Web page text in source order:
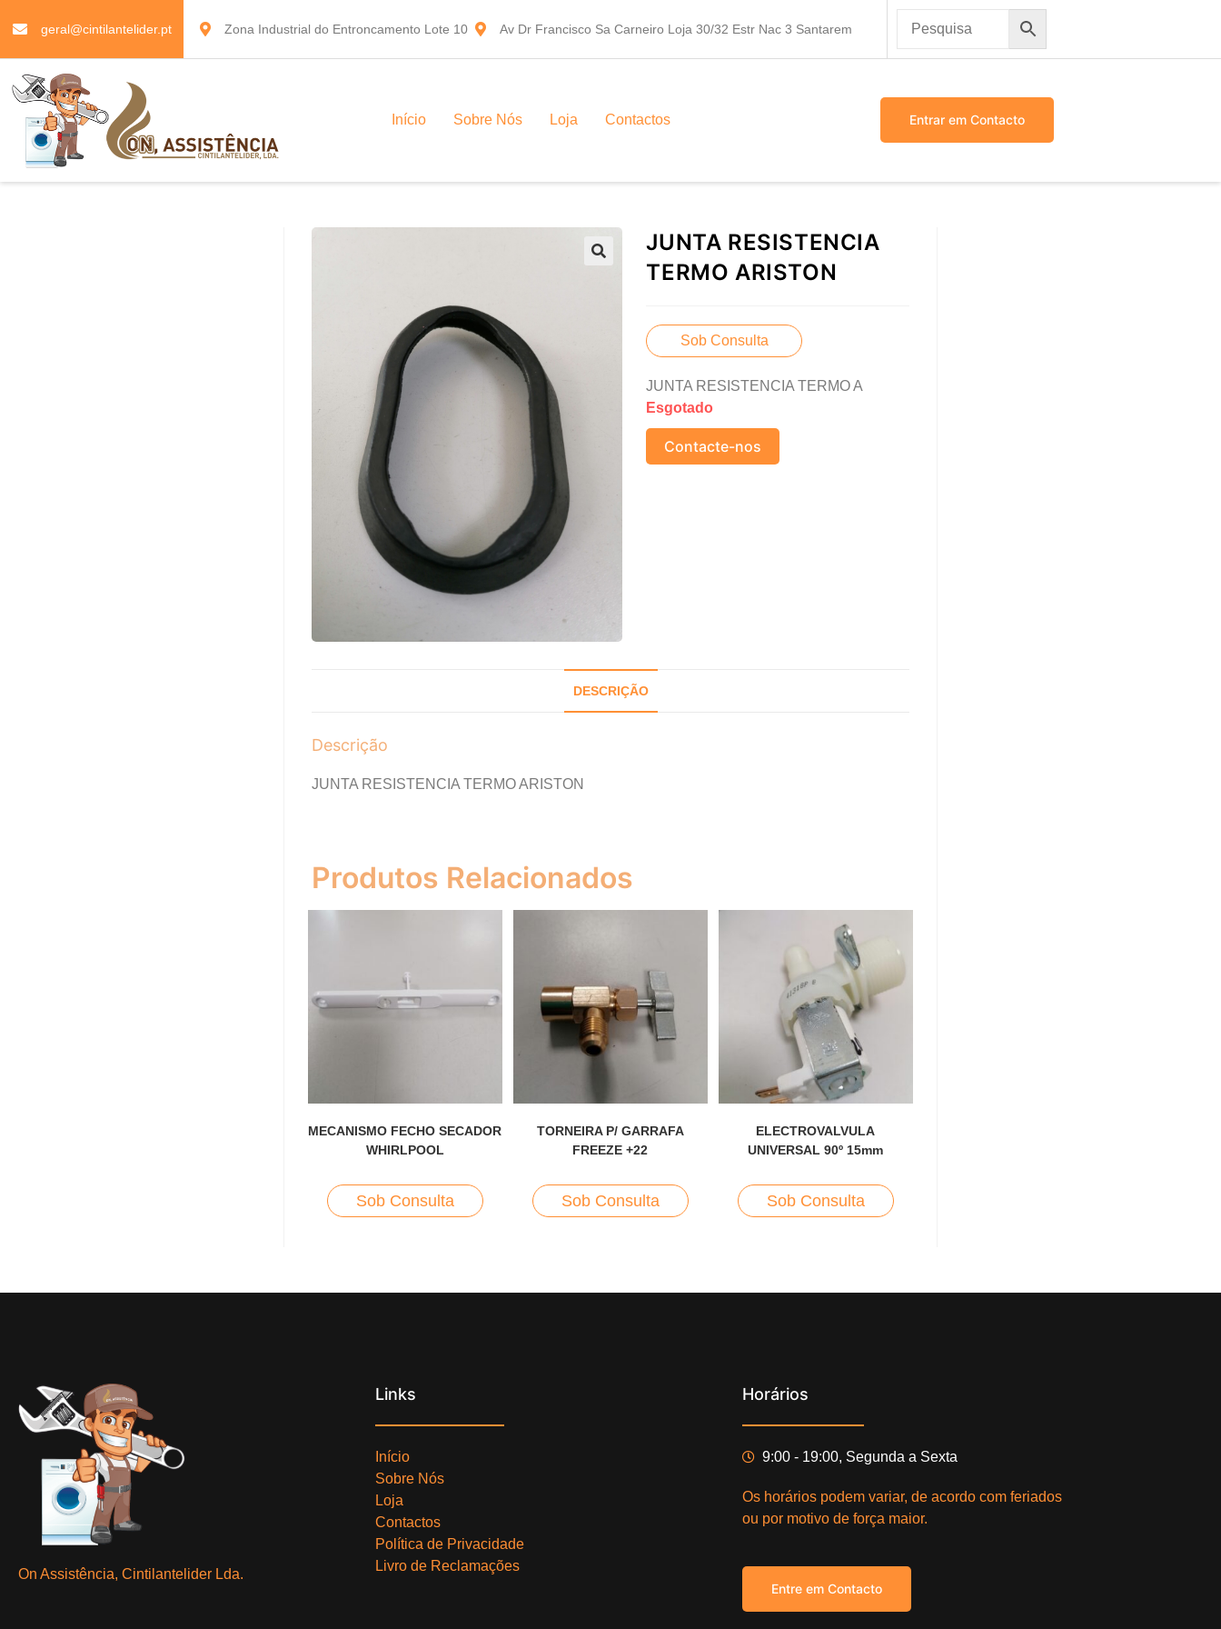
geral@cintilantelider.pt Zona Industrial do Entroncamento Lote 10 Av Dr Francisco Sa Carneiro Loja 30/32 Estr Nac 3 Santarem
Início Sobre Nós Loja Contactos Entrar em Contacto
JUNTA RESISTENCIA
TERMO ARISTON
Sob Consulta
JUNTA RESISTENCIA TERMO A
Esgotado
Contacte-nos
DESCRIÇÃO
Descrição
JUNTA RESISTENCIA TERMO ARISTON
Produtos Relacionados
MECANISMO FECHO SECADOR
WHIRLPOOL
Sob Consulta
TORNEIRA P/ GARRAFA
FREEZE +22
Sob Consulta
ELECTROVALVULA
UNIVERSAL 90º 15mm
Sob Consulta
On Assistência, Cintilantelider Lda.
Links
Início
Sobre Nós
Loja
Contactos
Política de Privacidade
Livro de Reclamações
Horários
9:00 - 19:00, Segunda a Sexta
Os horários podem variar, de acordo com feriados
ou por motivo de força maior.
Entre em Contacto